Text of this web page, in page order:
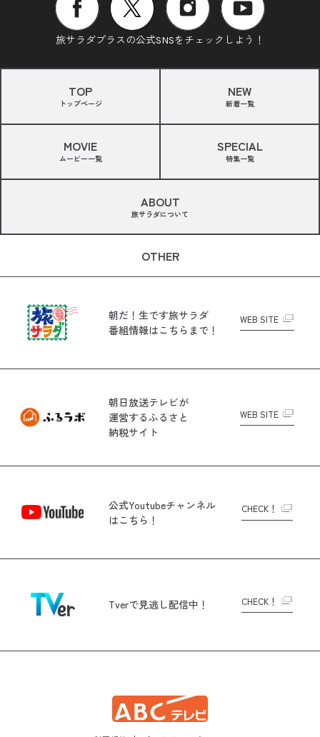
旅サラダプラスの公式SNSをチェックしよう！
TOP
トップページ
NEW
新着一覧
MOVIE
ムービー一覧
SPECIAL
特集一覧
ABOUT
旅サラダについて
OTHER
朝だ！生です旅サラダ
番組情報はこちらまで！
WEB SITE
朝日放送テレビが
運営するふるさと
納税サイト
WEB SITE
公式Youtubeチャンネル
はこちら！
CHECK！
Tverで見逃し配信中！ CHECK！